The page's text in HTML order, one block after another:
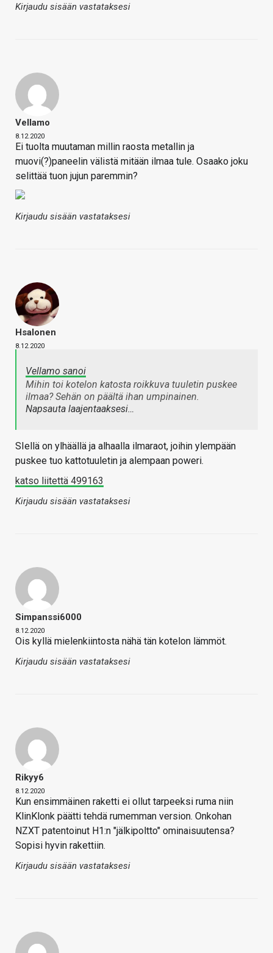
Kirjaudu sisään vastataksesi
Vellamo
8.12.2020
Ei tuolta muutaman millin raosta metallin ja
muovi(?)paneelin välistä mitään ilmaa tule. Osaako joku
selittää tuon jujun paremmin?
Kirjaudu sisään vastataksesi
Hsalonen
8.12.2020
Vellamo sanoi
Mihin toi kotelon katosta roikkuva tuuletin puskee
ilmaa? Sehän on päältä ihan umpinainen.
Napsauta laajentaaksesi…
SIellä on ylhäällä ja alhaalla ilmaraot, joihin ylempään
puskee tuo kattotuuletin ja alempaan poweri.
katso liitettä 499163
Kirjaudu sisään vastataksesi
Simpanssi6000
8.12.2020
Ois kyllä mielenkiintosta nähä tän kotelon lämmöt.
Kirjaudu sisään vastataksesi
Rikyy6
8.12.2020
Kun ensimmäinen raketti ei ollut tarpeeksi ruma niin
KlinKlonk päätti tehdä rumemman version. Onkohan
NZXT patentoinut H1:n "jälkipoltto" ominaisuutensa?
Sopisi hyvin rakettiin.
Kirjaudu sisään vastataksesi